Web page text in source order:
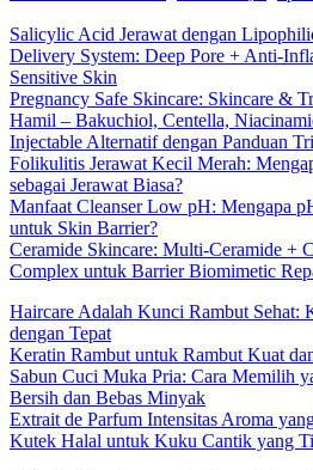
Salicylic Acid Jerawat dengan
Delivery System: Deep Pore + Anti-
Sensitive Skin
Pregnancy Safe Skincare: Skincare &
Hamil – Bakuchiol, Centella,
Injectable Alternatif dengan Panduan
Folikulitis Jerawat Kecil Merah:
sebagai Jerawat Biasa?
Manfaat Cleanser Low pH: Mengapa
untuk Skin Barrier?
Ceramide Skincare: Multi-Ceramide +
Complex untuk Barrier Biomimetic
Haircare Adalah Kunci Rambut Sehat:
dengan Tepat
Keratin Rambut untuk Rambut Kuat
Sabun Cuci Muka Pria: Cara Memilih
Bersih dan Bebas Minyak
Extrait de Parfum Intensitas Aroma
Kutek Halal untuk Kuku Cantik yang